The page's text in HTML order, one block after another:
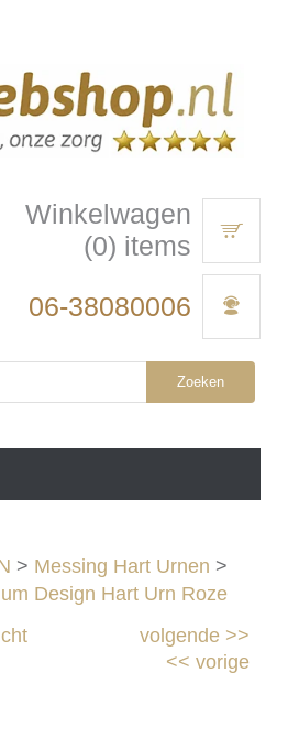
Winkelwagen
(0) items
06-38080006
Zoeken
> Messing Hart Urnen >
Design Hart Urn Roze
volgende>>
<< vorige